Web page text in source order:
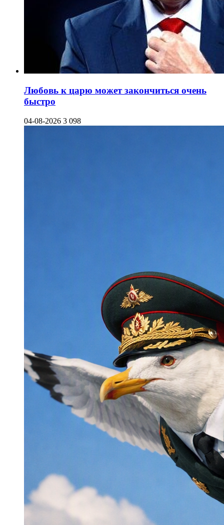
Любовь к царю может закончиться очень
быстро
04-08-2026 3 098